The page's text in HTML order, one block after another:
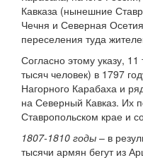
Кавказа (нынешние
Чечня и Северная
переселения туда
Согласно этому указу,
тысяч человек) в 1797
Нагорного Карабаха и
на Северный Кавказ. Их
Ставропольском крае и
1807-1810 годы – в
тысячи армян бегут из